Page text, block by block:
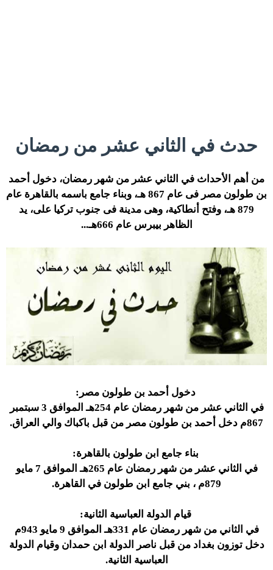
حدث في الثاني عشر من رمضان
من أهم الأحداث في الثاني عشر من شهر رمضان، دخول أحمد
بن طولون مصر فى عام 867 هـ، وبناء جامع باسمه بالقاهرة عام
879 هـ، وفتح أنطاكية، وهى مدينة فى جنوب تركيا على، يد
الظاهر بيبرس عام 666هـ...
دخول أحمد بن طولون مصر:
في الثاني عشر من شهر رمضان عام 254هـ الموافق 3 سبتمبر
867م دخل أحمد بن طولون مصر من قبل باكباك والي العراق.
بناء جامع ابن طولون بالقاهرة:
في الثاني عشر من شهر رمضان عام 265هـ الموافق 7 مايو
879م ، بني جامع ابن طولون في القاهرة.
قيام الدولة العباسية الثانية:
في الثاني من شهر رمضان عام 331هـ الموافق 9 مايو 943م
دخل توزون بغداد من قبل ناصر الدولة ابن حمدان وقيام الدولة
العباسية الثانية.